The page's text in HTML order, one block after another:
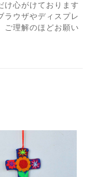
け心がけております
ラウザやディスプレ
ご理解のほどお願い